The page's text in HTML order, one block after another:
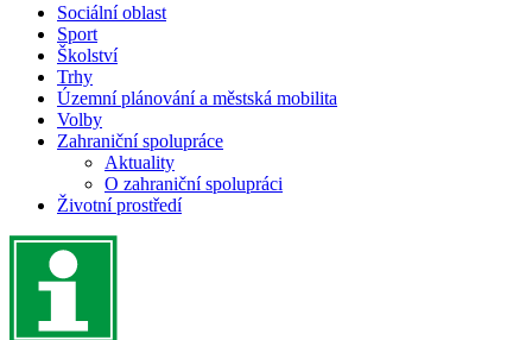
Sociální oblast
Sport
Školství
Trhy
Územní plánování a městská mobilita
Volby
Zahraniční spolupráce
Aktuality
O zahraniční spolupráci
Životní prostředí